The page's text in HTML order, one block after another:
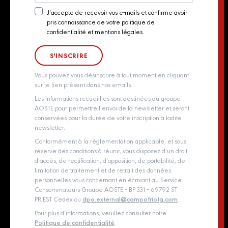
Actualités
Groupe Aoste
Newsletter
Consent
J'accepte de recevoir vos e-mails et confirme avoir
pris connaissance de votre politique de
confidentialité et mentions légales.
Vous pouvez vous désinscrire à tout moment en cliquant
sur le lien présent dans nos emails.
Les informations recueillies sont destinées au groupe
AOSTE pour permettre l'envoi de la newsletter et seront
conservées pour la durée de votre inscription à ladite
newsletter.
Conformément à la réglementation applicable, et sous
réserve des conditions à réunir, vous disposez d'un droit
d'accès, de rectification, d'opposition, de portabilité, de
limitation de traitement et de retrait des données
personnelles vous concernant en écrivant au Service
Consommateurs Groupe AOSTE – BP 331 – 69792 ST
PRIEST Cedex ou dpo.external@campofriofg.com
Pour plus d'informations, veuillez consulter notre
Politique de confidentialité